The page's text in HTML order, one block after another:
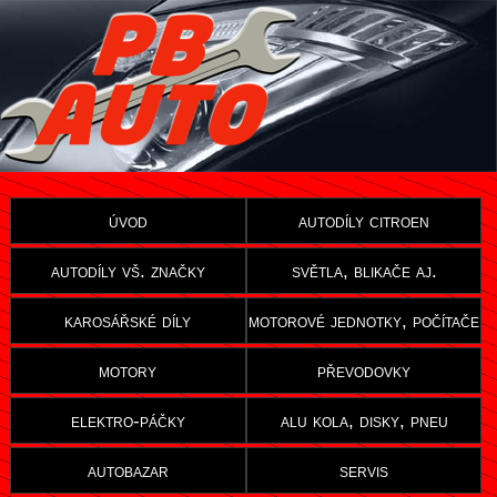
úvod autodíly citroen
autodíly vš. značky světla, blikače aj.
karosářské díly motorové jednotky, počítače
motory převodovky
elektro-páčky alu kola, disky, pneu
autobazar servis